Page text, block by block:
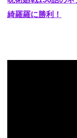
綺羅羅に勝利！